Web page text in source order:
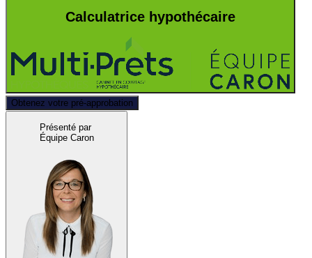
Calculatrice hypothécaire
Obtenez votre pré-approbation
Présenté par
Équipe Caron